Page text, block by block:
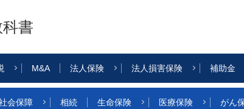
書
M&A 法人保険 法人損害保険 補助金
会保障 相続 生命保険 医療保険 がん